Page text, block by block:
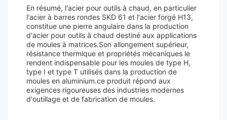
En résumé, l'acier pour outils à chaud, en particulier
l'acier à barres rondes SKD 61 et l'acier forgé H13,
constitue une pierre angulaire dans la production
d'acier pour outils à chaud destiné aux applications
de moules à matrices.Son allongement supérieur,
résistance thermique et propriétés mécaniques le
rendent indispensable pour les moules de type H,
type I et type T utilisés dans la production de
moules en aluminium.ce produit répond aux
exigences rigoureuses des industries modernes
d'outillage et de fabrication de moules.